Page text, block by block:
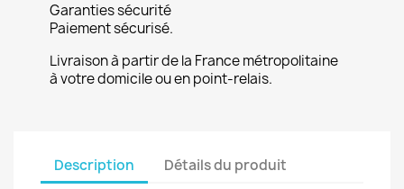
Garanties sécurité
Paiement sécurisé.
Livraison à partir de la France métropolitaine
à votre domicile ou en point-relais.
Description Détails du produit